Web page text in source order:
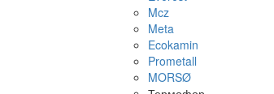
Mcz
Meta
Ecokamin
Prometall
MORSØ